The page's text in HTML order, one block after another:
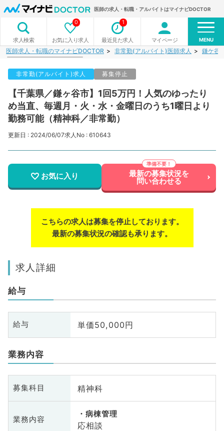
医師の求人・転職・アルバイトはマイナビDOCTOR
求人検索 お気に入り求人
0
最近見た求人
1
マイページ MENU
医師求人・転職のマイナビDOCTOR 非常勤(アルバイト)医師求人 鎌ケ谷
非常勤(アルバイト)求人 募集停止
【千葉県／鎌ヶ谷市】1回5万円！人気のゆったり
め当直、毎週月・火・水・金曜日のうち1曜日より
勤務可能（精神科／非常勤）
更新日 : 2024/06/07求人No : 610643
お気に入り 最新の募集状況を
問い合わせる
こちらの求人は募集を停止しております。
最新の募集状況の確認も承ります。
求人詳細
給与
給与 単価50,000円
業務内容
募集科目 精神科
業務内容
病棟管理
応相談